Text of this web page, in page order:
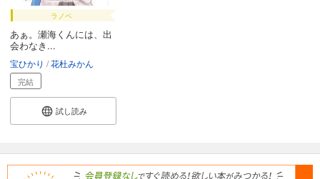
ラノベ
あぁ。瀬海くんには、出
会わなき...
宝ひかり 花杜みかん
完結
試し読み